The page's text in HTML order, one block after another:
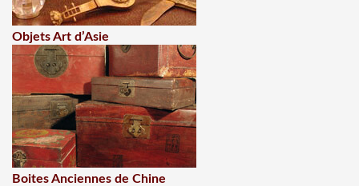
Objets Art d’Asie
Boites Anciennes de Chine